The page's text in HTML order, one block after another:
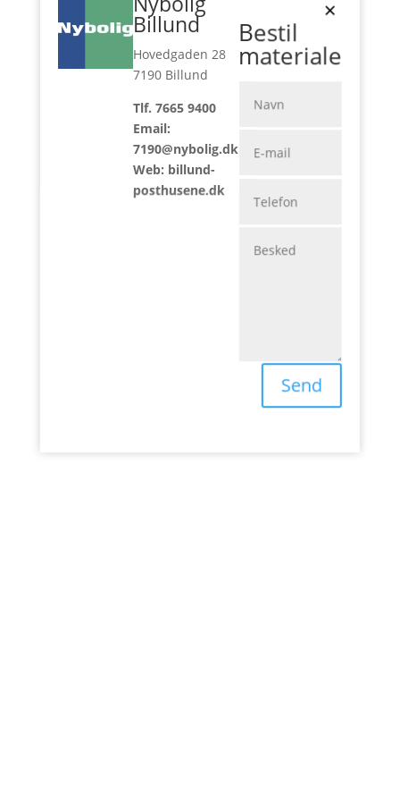
Billund
Hovedgaden 28
7190 Billund
Tlf. 7665 9400
Email:
7190@nybolig.dk
Web: billund-
posthusene.dk
×
Bestil
materiale
Send